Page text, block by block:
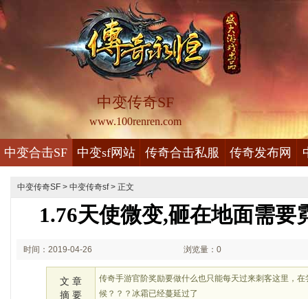
中变传奇SF
www.100renren.com
中变合击SF 中变sf网站 传奇合击私服 传奇发布网
中变传奇SF > 中变传奇sf> 正文
1.76天使微变,砸在地面需要
时间：2019-04-26 浏览量：0
文 章
摘 要
传奇手游官阶奖励要做什么也只能每天过来刺客这里，
候？？？冰霜已经蔓延过了